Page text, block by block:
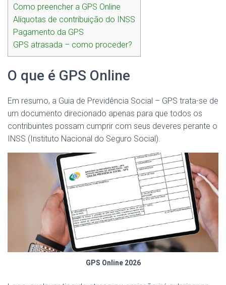
Como preencher a GPS Online
Alíquotas de contribuição do INSS
Pagamento da GPS
GPS atrasada – como proceder?
O que é GPS Online
Em resumo, a Guia de Previdência Social – GPS trata-se de
um documento direcionado apenas para que todos os
contribuintes possam cumprir com seus deveres perante o
INSS (Instituto Nacional do Seguro Social).
GPS Online 2026